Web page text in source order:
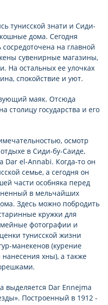
тунисской знати и Сиди-
дома. Сегодня
на главной
сувенирные магазины,
На остальных ее улочках
спокойствие и уют.
маяк. Отсюда
столицу государства и его
осмотр
в Сиди-бу-Саиде,
Dar el-Annabi. Когда-то он
семье, а сегодня он
части особняка перед
в мельчайших
Здесь можно побродить
кружки для
фотографии и
тунисской жизни
манекенов (курение
хны), а также
выделяется Dar Ennejma
Построенный в 1912 -